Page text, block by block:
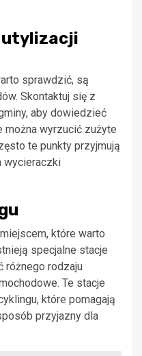
utylizacji
sprawdzić, są
Skontaktuj się z
aby dowiedzieć
można wyrzucić zużyte
te punkty przyjmują
wycieraczki
które warto
specjalne stacje
różnego rodzaju
Te stacje
które pomagają
przyjazny dla